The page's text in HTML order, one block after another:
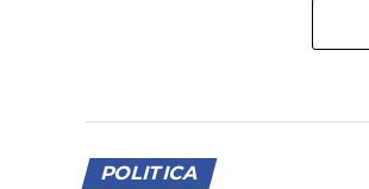
POLITICA